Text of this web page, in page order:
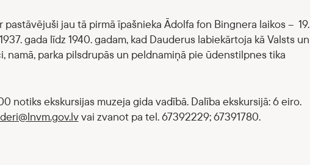
jau tā pirmā īpašnieka Ādolfa fon Bingnera laikos – 19.
gada līdz 1940. gadam, kad Dauderus labiekārtoja kā Valsts un
namā, parka pilsdrupās un peldnamiņā pie ūdenstilpnes tika
notiks ekskursijas muzeja gida vadībā. Dalība ekskursijā: 6 eiro.
vai zvanot pa tel. 67392229; 67391780.